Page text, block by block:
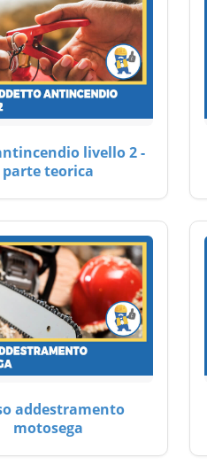
livello 2 -
parte teorica
addestramento
motosega